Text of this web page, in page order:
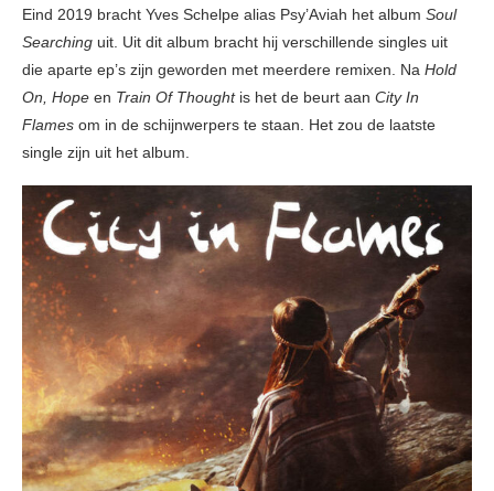
Eind 2019 bracht Yves Schelpe alias Psy’Aviah het album Soul
Searching uit. Uit dit album bracht hij verschillende singles uit
die aparte ep’s zijn geworden met meerdere remixen. Na Hold
On, Hope en Train Of Thoughtis het de beurt aan City In
Flames om in de schijnwerpers te staan. Het zou de laatste
single zijn uit het album.